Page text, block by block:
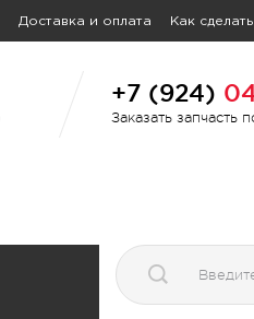
Доставка и оплата Как
+7 (924)
Заказать запчасть